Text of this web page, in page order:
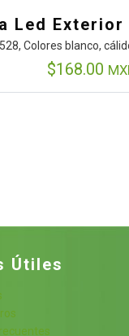
Led Exterior
Colores blanco,
$168.00
Útiles